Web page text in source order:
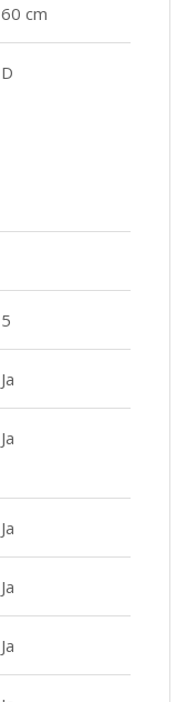
60 cm
D
5
Ja
Ja
Ja
Ja
Ja